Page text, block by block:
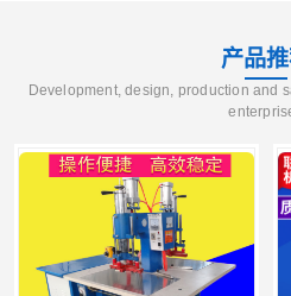
产品
Development, design, production and